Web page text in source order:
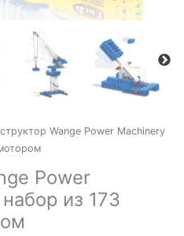
Wange Power Machinery
Power
из 173